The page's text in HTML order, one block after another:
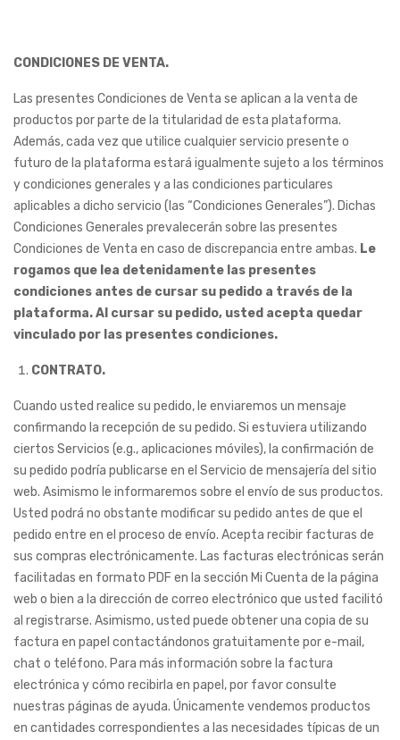
CONDICIONES DE VENTA.
Las presentes Condiciones de Venta se aplican a la venta de
productos por parte de la titularidad de esta plataforma.
Además, cada vez que utilice cualquier servicio presente o
futuro de la plataforma estará igualmente sujeto a los términos
y condiciones generales y a las condiciones particulares
aplicables a dicho servicio (las “Condiciones Generales”). Dichas
Condiciones Generales prevalecerán sobre las presentes
Condiciones de Venta en caso de discrepancia entre ambas. Le
rogamos que lea detenidamente las presentes
condiciones antes de cursar su pedido a través de la
plataforma. Al cursar su pedido, usted acepta quedar
vinculado por las presentes condiciones.
CONTRATO.
Cuando usted realice su pedido, le enviaremos un mensaje
confirmando la recepción de su pedido. Si estuviera utilizando
ciertos Servicios (e.g., aplicaciones móviles), la confirmación de
su pedido podría publicarse en el Servicio de mensajería del sitio
web. Asimismo le informaremos sobre el envío de sus productos.
Usted podrá no obstante modificar su pedido antes de que el
pedido entre en el proceso de envío. Acepta recibir facturas de
sus compras electrónicamente. Las facturas electrónicas serán
facilitadas en formato PDF en la sección Mi Cuenta de la página
web o bien a la dirección de correo electrónico que usted facilitó
al registrarse. Asimismo, usted puede obtener una copia de su
factura en papel contactándonos gratuitamente por e-mail,
chat o teléfono. Para más información sobre la factura
electrónica y cómo recibirla en papel, por favor consulte
nuestras páginas de ayuda. Únicamente vendemos productos
en cantidades correspondientes a las necesidades típicas de un